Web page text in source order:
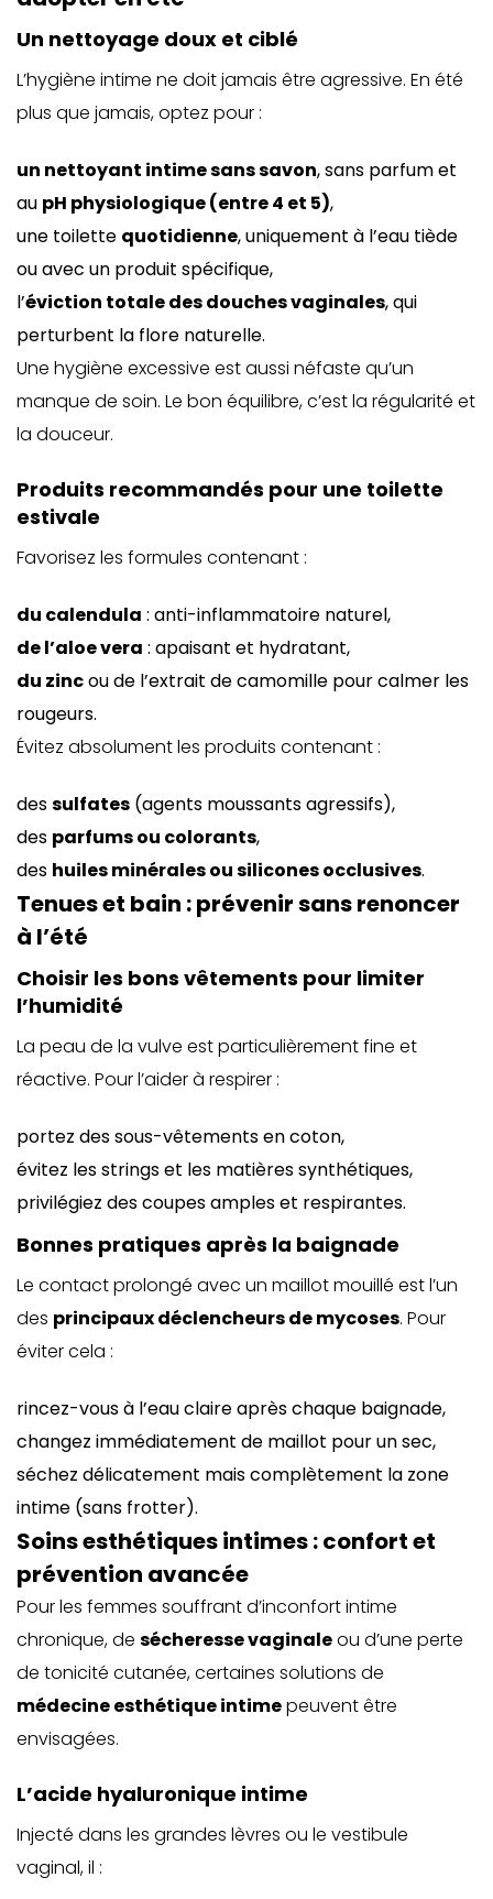
Un nettoyage doux et ciblé
L’hygiène intime ne doit jamais être agressive. En été
plus que jamais, optez pour :
un nettoyant intime sans savon, sans parfum et
au pH physiologique (entre 4 et 5),
une toilette quotidienne, uniquement à l’eau tiède
ou avec un produit spécifique,
l’éviction totale des douches vaginales, qui
perturbent la flore naturelle.
Une hygiène excessive est aussi néfaste qu’un
manque de soin. Le bon équilibre, c’est la régularité et
la douceur.
Produits recommandés pour une toilette
estivale
Favorisez les formules contenant :
du calendula : anti-inflammatoire naturel,
de l’aloe vera : apaisant et hydratant,
du zincou de l’extrait de camomille pour calmer les
rougeurs.
Évitez absolument les produits contenant :
dessulfates (agents moussants agressifs),
des parfums ou colorants,
des huiles minérales ou silicones occlusives.
Tenues et bain : prévenir sans renoncer
à l’été
Choisir les bons vêtements pour limiter
l’humidité
La peau de la vulve est particulièrement fine et
réactive. Pour l’aider à respirer :
portez des sous-vêtements en coton,
évitez les strings et les matières synthétiques,
privilégiez des coupes amples et respirantes.
Bonnes pratiques après la baignade
Le contact prolongé avec un maillot mouillé est l’un
des principaux déclencheurs de mycoses. Pour
éviter cela :
rincez-vous à l’eau claire après chaque baignade,
changez immédiatement de maillot pour un sec,
séchez délicatement mais complètement la zone
intime (sans frotter).
Soins esthétiques intimes : confort et
prévention avancée
Pour les femmes souffrant d’inconfort intime
chronique, de sécheresse vaginaleou d’une perte
de tonicité cutanée, certaines solutions de
médecine esthétique intimepeuvent être
envisagées.
L’acide hyaluronique intime
Injecté dans les grandes lèvres ou le vestibule
vaginal, il :